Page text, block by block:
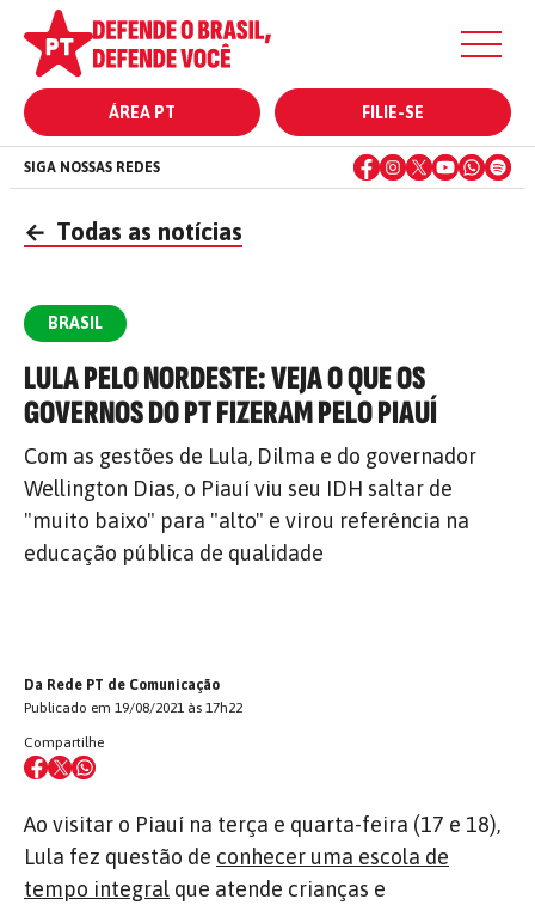
ÁREA PT FILIE-SE
SIGA NOSSAS REDES
← Todas as notícias
BRASIL
LULA PELO NORDESTE: VEJA O QUE OS
GOVERNOS DO PT FIZERAM PELO PIAUÍ
Com as gestões de Lula, Dilma e do governador
Wellington Dias, o Piauí viu seu IDH saltar de
"muito baixo" para "alto" e virou referência na
educação pública de qualidade
Da Rede PT de Comunicação
Publicado em 19/08/2021 às 17h22
Compartilhe
Ao visitar o Piauí na terça e quarta-feira (17 e 18),
Lula fez questão de conhecer uma escola de
tempo integral que atende crianças e